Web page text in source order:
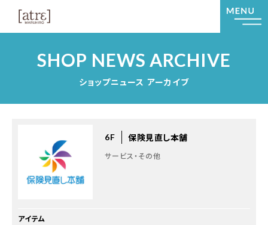
SHOP NEWS ARCHIVE
ショップニュース アーカイブ
6F 保険見直し本舗
サービス・その他
アイテム